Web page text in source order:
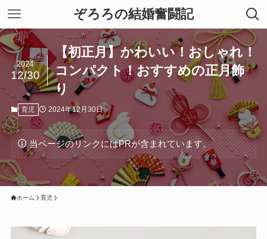
ぞろろの結婚奮闘記
【初正月】かわいい！おしゃれ！
コンパクト！おすすめの正月飾
り
2024
12/30
育児 2024年12月30日
当ページのリンクにはPRが含まれています。
ホーム 育児